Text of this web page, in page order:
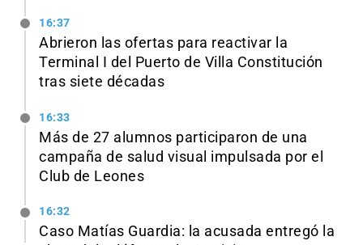
16:37
Abrieron las ofertas para reactivar la
Terminal I del Puerto de Villa Constitución
tras siete décadas
16:33
Más de 27 alumnos participaron de una
campaña de salud visual impulsada por el
Club de Leones
16:32
Caso Matías Guardia: la acusada entregó la